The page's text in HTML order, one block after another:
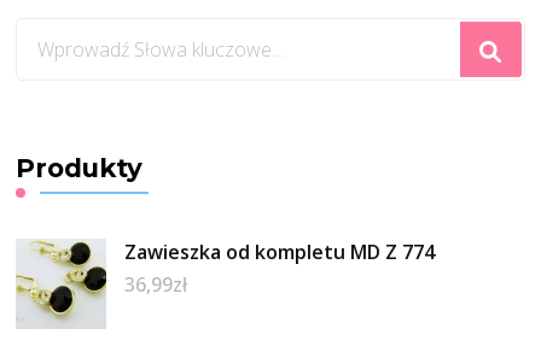
czegoś?
Produkty
Zawieszka od kompletu MD Z 774
36,99zł